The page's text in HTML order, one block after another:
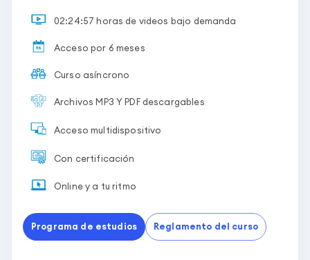
02:24:57 horas de videos bajo demanda
Acceso por 6 meses
Curso asíncrono
Archivos MP3 Y PDF descargables
Acceso multidispositivo
Con certificación
Online y a tu ritmo
Programa de estudios Reglamento del curso